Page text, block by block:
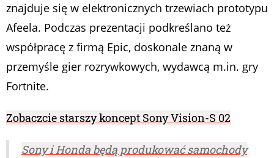
znajduje się w elektronicznych trzewiach prototypu
Afeela. Podczas prezentacji podkreślano też
współpracę z firmą Epic, doskonale znaną w
przemyśle gier rozrywkowych, wydawcą m.in. gry
Fortnite.
Zobaczcie starszy koncept Sony Vision-S 02
Sony i Honda będą produkować samochody